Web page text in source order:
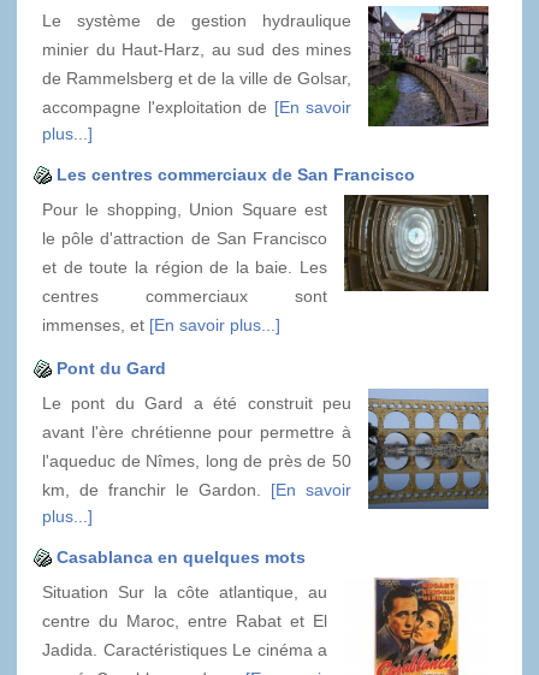
Le système de gestion hydraulique
minier du Haut-Harz, au sud des mines
de Rammelsberg et de la ville de Golsar,
accompagne l'exploitation de [En savoir
plus...]
Les centres commerciaux de San Francisco
Pour le shopping, Union Square est
le pôle d'attraction de San Francisco
et de toute la région de la baie. Les
centres commerciaux sont
immenses, et [En savoir plus...]
Pont du Gard
Le pont du Gard a été construit peu
avant l'ère chrétienne pour permettre à
l'aqueduc de Nîmes, long de près de 50
km, de franchir le Gardon. [En savoir
plus...]
Casablanca en quelques mots
Situation Sur la côte atlantique, au
centre du Maroc, entre Rabat et El
Jadida. Caractéristiques Le cinéma a